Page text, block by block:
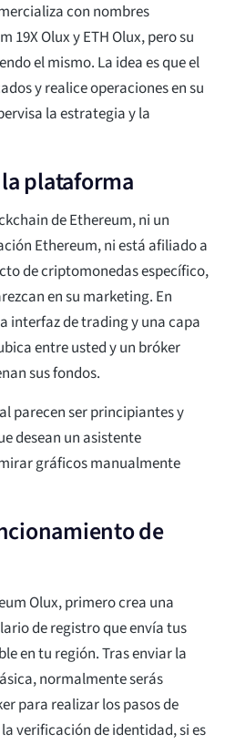
con nombres
Olux y ETH Olux, pero su
el mismo. La idea es que el
y realice operaciones en su
la estrategia y la
plataforma
de Ethereum, ni un
Ethereum, ni está afiliado a
de criptomonedas específico,
en su marketing. En
interfaz de trading y una capa
entre usted y un bróker
sus fondos.
parecen ser principiantes y
desean un asistente
gráficos manualmente
de
Olux, primero crea una
de registro que envía tus
en tu región. Tras enviar la
normalmente serás
para realizar los pasos de
verificación de identidad, si es